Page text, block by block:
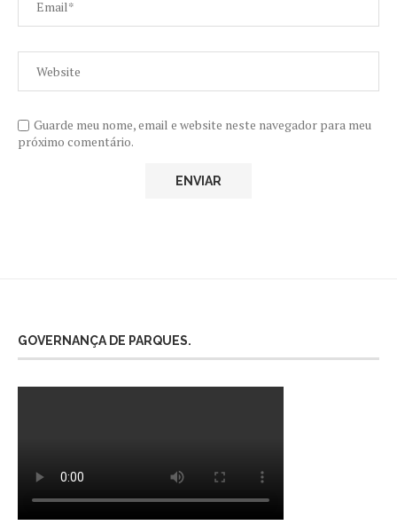
Guarde meu nome, email e website neste navegador para meu
próximo comentário.
GOVERNANÇA DE PARQUES.